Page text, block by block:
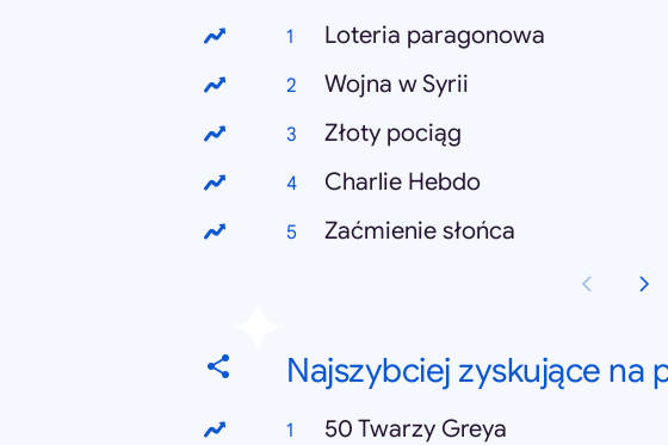
Loteria paragonowa
Wojna w Syrii
Złoty pociąg
Charlie Hebdo
Zaćmienie słońca
Najszybciej zyskujące na
50 Twarzy Greya